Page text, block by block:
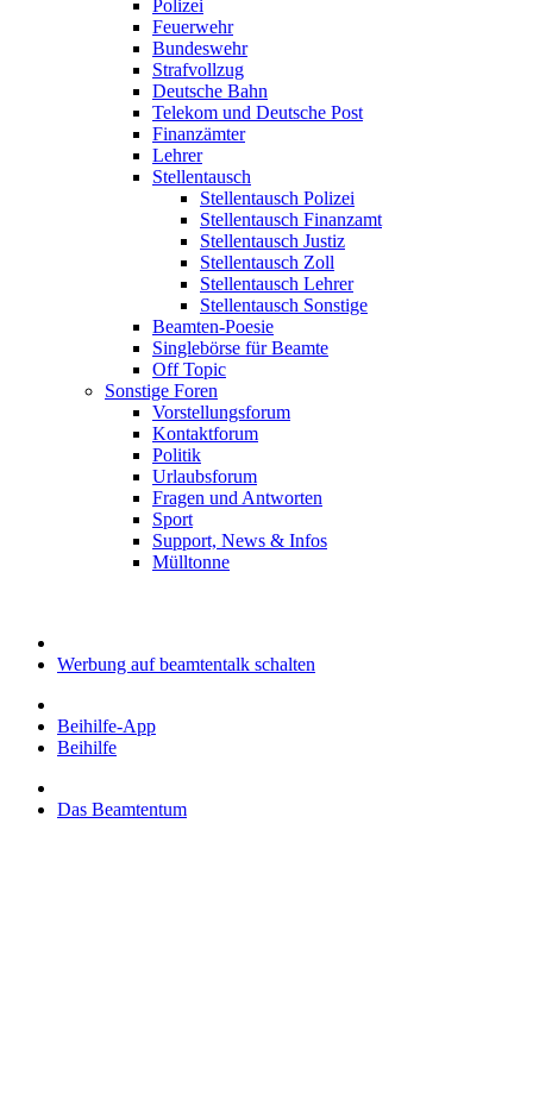
Polizei
Feuerwehr
Bundeswehr
Strafvollzug
Deutsche Bahn
Telekom und Deutsche Post
Finanzämter
Lehrer
Stellentausch
Stellentausch Polizei
Stellentausch Finanzamt
Stellentausch Justiz
Stellentausch Zoll
Stellentausch Lehrer
Stellentausch Sonstige
Beamten-Poesie
Singlebörse für Beamte
Off Topic
Sonstige Foren
Vorstellungsforum
Kontaktforum
Politik
Urlaubsforum
Fragen und Antworten
Sport
Support, News & Infos
Mülltonne
Werbung auf beamtentalk schalten
Beihilfe-App
Beihilfe
Das Beamtentum